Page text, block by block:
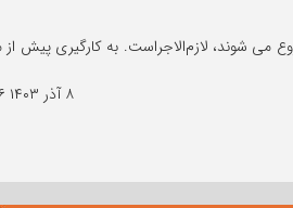
در استاندارد حسابداری، برای دوره های گزارشگری سالانه که پس از 15 دسامبر 2026 و میان دوره هایی که پس از 15 دسامبر 2027 شروع می شوند، لازم‌الاجراست. به
۸ آذر ۱۴۰۳